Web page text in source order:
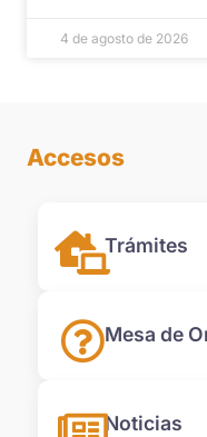
4 de agosto de 2026
Accesos
Trámites
Mesa de
Noticias